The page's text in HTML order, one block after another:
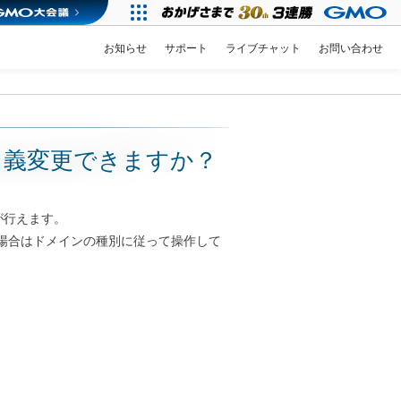
お知らせ サポート ライブチャット お問い合わせ
変更できますか？
えます。
合はドメインの種別に従って操作して